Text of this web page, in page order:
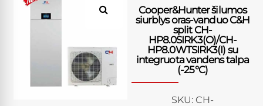
Cooper&Hunter šilumos
siurblys oras-vanduo C&H
split CH-
HP8.0SIRK3(O)/CH-
HP8.0WTSIRK3(I) su
integruota vandens talpa
(-25°C)
SKU: CH-